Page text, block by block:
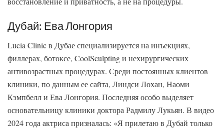
Дубай: Ева Лонгория
Lucia Clinic в Дубае специализируется на инъекциях,
филлерах, ботоксе, CoolSculpting и нехирургических
антивозрастных процедурах. Среди постоянных клиентов
клиники, по данным ее сайта, Линдси Лохан, Наоми
Кэмпбелл и Ева Лонгория. Последняя особо выделяет
основательницу клиники доктора Радмилу Лукьян. В видео
2024 года актриса призналась: «Я прилетаю в Дубай только